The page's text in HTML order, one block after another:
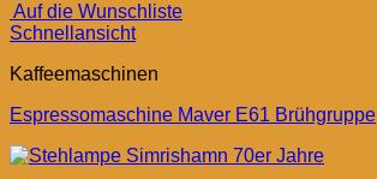
Auf die Wunschliste
Schnellansicht
Kaffeemaschinen
Espressomaschine Maver E61 Brühgruppe